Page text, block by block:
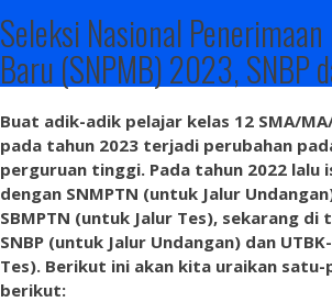
Seleksi Nasional
Baru (SNPMB) 2023, SNBP
Buat adik-adik pelajar kelas 12 SMA/
pada tahun 2023 terjadi perubahan
perguruan tinggi. Pada tahun 2022 lalu
dengan SNMPTN (untuk Jalur
SBMPTN (untuk Jalur Tes), sekarang di
SNBP (untuk Jalur Undangan) dan
Tes). Berikut ini akan kita uraikan
berikut: